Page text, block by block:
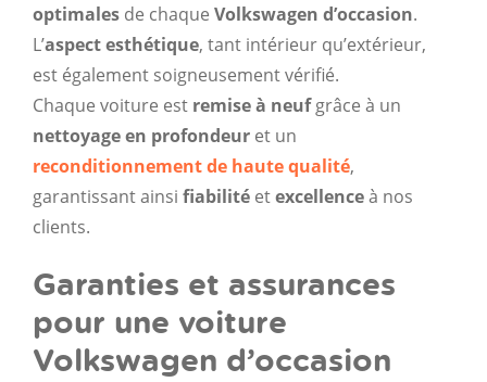
optimales de chaque Volkswagen d’occasion.
L’aspect esthétique, tant intérieur qu’extérieur,
est également soigneusement vérifié.
Chaque voiture est remise à neufgrâce à un
nettoyage en profondeur et un
reconditionnement de haute qualité,
garantissant ainsi fiabilité etexcellenceà nos
clients.
Garanties et assurances
pour une voiture
Volkswagen d’occasion